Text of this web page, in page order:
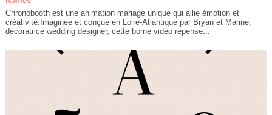
Chronobooth est une animation mariage unique qui allie émotion et
créativité.Imaginée et conçue en Loire-Atlantique par Bryan et Marine,
décoratrice wedding designer, cette borne vidéo repense...